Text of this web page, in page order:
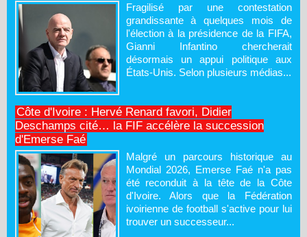
Fragilisé par une contestation
grandissante à quelques mois de
l'élection à la présidence de la FIFA,
Gianni Infantino chercherait
désormais un appui politique aux
États-Unis. Selon plusieurs médias...
Côte d'Ivoire : Hervé Renard favori, Didier
Deschamps cité… la FIF accélère la succession
d'Emerse Faé
Malgré un parcours historique au
Mondial 2026, Emerse Faé n'a pas
été reconduit à la tête de la Côte
d'Ivoire. Alors que la Fédération
ivoirienne de football s'active pour lui
trouver un successeur...